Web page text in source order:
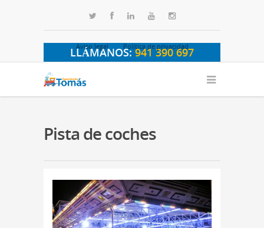
Aviso legal Política de privacidad
LLÁMANOS:941 390 697
Pista de coches